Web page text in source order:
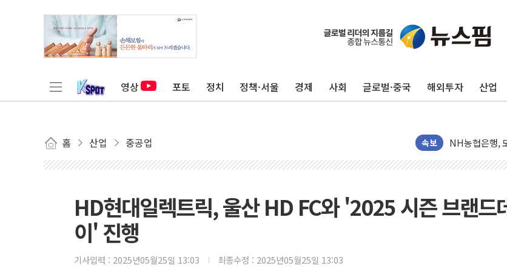
영상 포토 정치 정책·서울 경제 사회 글로벌·중국 해외투자 산업
홈 산업 중공업 속보
전남광주 화정
청도 문수리
헥토이노베이
우리은행, 고
민병덕 "오늘
하나금융이 쏘
코스피·코스
'입추'인데 연
"최대 2시간
유니슨 "국내
창호 교체하
HD현대일렉트릭, 울산 HD FC와 '2025 시즌 브랜드
이' 진행
기사입력 : 2025년05월25일 13:03 최종수정 : 2025년05월25일 13:03